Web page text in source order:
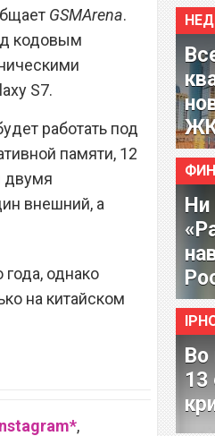
GSMArena.
кодовым
S7.
работать под
памяти, 12
двумя
внешний, а
однако
на китайском
,
13